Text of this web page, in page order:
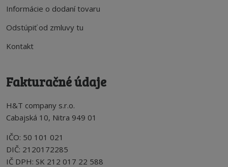
Informácie o dodaní tovaru
Odstúpiť od zmluvy tu
Kontakt
Fakturačné údaje
H&T company s.r.o.
Cabajská 10, Nitra 949 01
IČO: 50 101 021
DIČ: 2120172285
IČ DPH: SK 212 017 22 588